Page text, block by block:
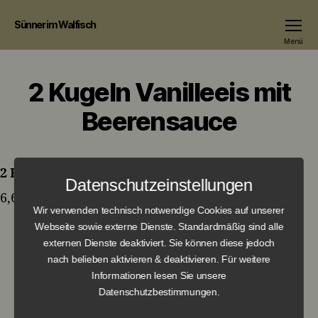
Sünner im Walfisch
Menü
2 Kugeln Vanilleeis mit
Beerensauce
2 Kugeln Vanilleeis mit Beerensauce
6,60 €
Mini Rote Grütze & Vanilleeis
Potato soup with/without pork sausage
Datenschutzeinstellungen
Wir verwenden technisch notwendige Cookies auf unserer
Webseite sowie externe Dienste. Standardmäßig sind alle
externen Dienste deaktiviert. Sie können diese jedoch
nach belieben aktivieren & deaktivieren. Für weitere
Informationen lesen Sie unsere
Datenschutzbestimmungen.